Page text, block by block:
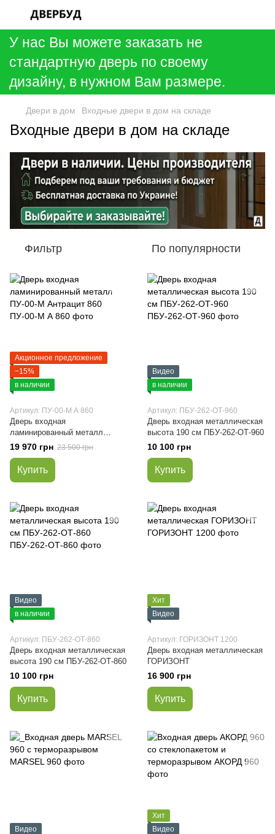
У нас Вы можете заказать не
стандартную дверь по своему
дизайну, в нужном Вам размере.
Двери в дом Входные двери в дом на складе
Входные двери в дом на складе
Фильтр По популярности
Акционное предложение
−15%
в наличии
Артикул: ПУ-00-М А 860
Дверь входная
ламинированный металл
ПУ-00-М Антрацит 860
19 970 грн 23 500 грн
Купить
Видео
в наличии
Артикул: ПБУ-262-ОТ-960
Дверь входная металлическая
высота 190 см ПБУ-262-ОТ-960
10 100 грн
Купить
Видео
в наличии
Артикул: ПБУ-262-ОТ-860
Дверь входная металлическая
высота 190 см ПБУ-262-ОТ-860
10 100 грн
Купить
Хит
Видео
Артикул: ГОРИЗОНТ 1200
Дверь входная металлическая
ГОРИЗОНТ
16 900 грн
Купить
Видео
Хит
Видео